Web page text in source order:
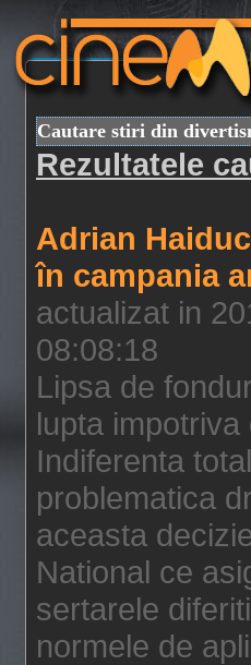
Cautare stiri din
Rezultatele
Adrian
în campania
actualizat in
08:08:18
Lipsa de
lupta
Indiferenta
problematica
aceasta
National ce
sertarele
normele de